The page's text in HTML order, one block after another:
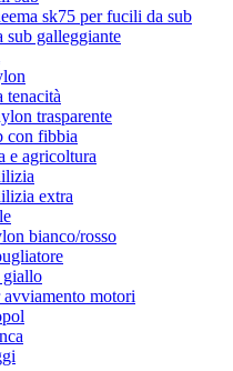
sk75 per fucili da sub
sub galleggiante
tenacità
trasparente
con fibbia
e agricoltura
extra
bianco/rosso
giallo
avviamento motori